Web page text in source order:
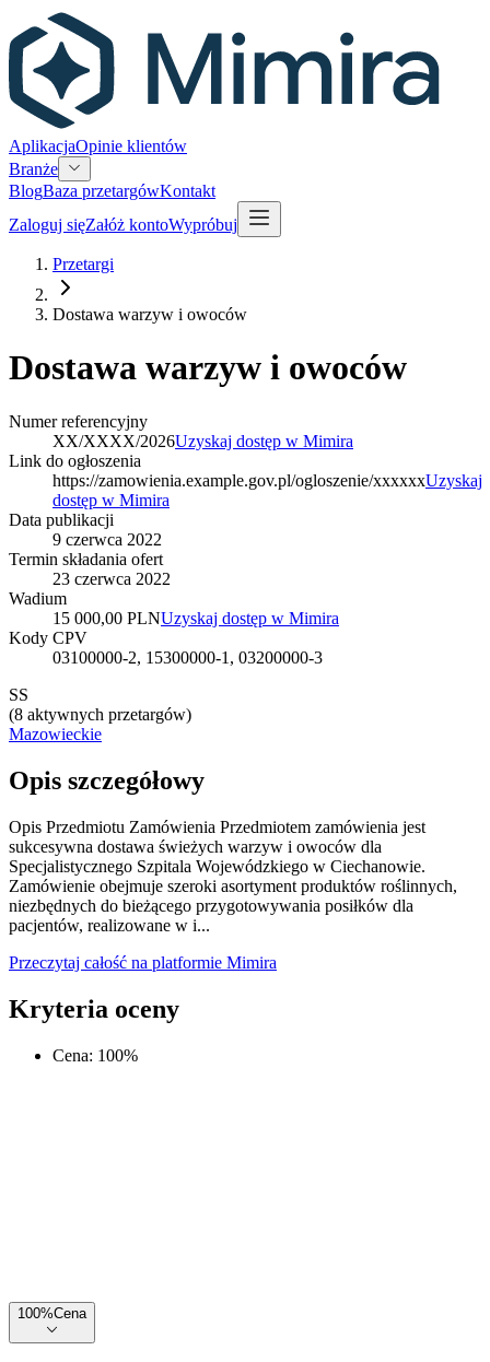
AplikacjaOpinie klientów
Branże
BlogBaza przetargówKontakt
Zaloguj sięZałóż kontoWypróbuj
Przetargi
Dostawa warzyw i owoców
Dostawa warzyw i owoców
Numer referencyjny
XX/XXXX/2026Uzyskaj dostęp w Mimira
Link do ogłoszenia
https://zamowienia.example.gov.pl/ogloszenie/xxxxxxUzyskaj
dostęp w Mimira
Data publikacji
9 czerwca 2022
Termin składania ofert
23 czerwca 2022
Wadium
15 000,00 PLNUzyskaj dostęp w Mimira
Kody CPV
03100000-2, 15300000-1, 03200000-3
SS
(8 aktywnych przetargów)
Mazowieckie
Opis szczegółowy
Opis Przedmiotu Zamówienia Przedmiotem zamówienia jest
sukcesywna dostawa świeżych warzyw i owoców dla
Specjalistycznego Szpitala Wojewódzkiego w Ciechanowie.
Zamówienie obejmuje szeroki asortyment produktów roślinnych,
niezbędnych do bieżącego przygotowywania posiłków dla
pacjentów, realizowane w i...
Przeczytaj całość na platformie Mimira
Kryteria oceny
Cena: 100%
100%Cena